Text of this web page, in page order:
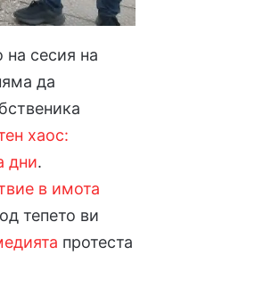
на сесия на
да
хаос:
дни.
в имота
тепето ви
протеста